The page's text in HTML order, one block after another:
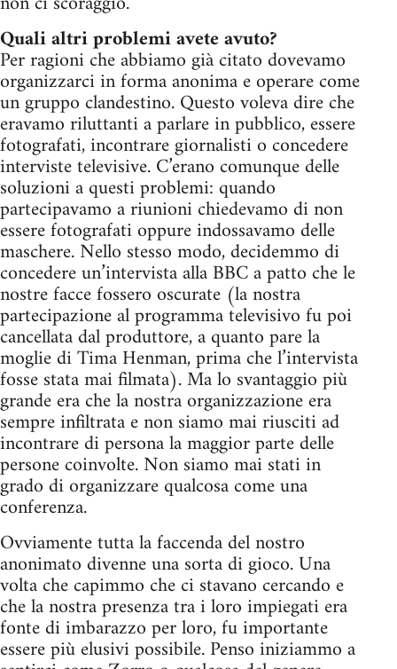
Quali altri problemi avete avuto?
Per ragioni che abbiamo già citato dovevamo
organizzarci in forma anonima e operare come
un gruppo clandestino. Questo voleva dire che
eravamo riluttanti a parlare in pubblico, essere
fotografati, incontrare giornalisti o concedere
interviste televisive. C’erano comunque delle
soluzioni a questi problemi: quando
partecipavamo a riunioni chiedevamo di non
essere fotografati oppure indossavamo delle
maschere. Nello stesso modo, decidemmo di
concedere un’intervista alla BBC a patto che le
nostre facce fossero oscurate (la nostra
partecipazione al programma televisivo fu poi
cancellata dal produttore, a quanto pare la
moglie di Tima Henman, prima che l’intervista
fosse stata mai filmata). Ma lo svantaggio più
grande era che la nostra organizzazione era
sempre infiltrata e non siamo mai riusciti ad
incontrare di persona la maggior parte delle
persone coinvolte. Non siamo mai stati in
grado di organizzare qualcosa come una
conferenza.
Ovviamente tutta la faccenda del nostro
anonimato divenne una sorta di gioco. Una
volta che capimmo che ci stavano cercando e
che la nostra presenza tra i loro impiegati era
fonte di imbarazzo per loro, fu importante
essere più elusivi possibile. Penso iniziammo a